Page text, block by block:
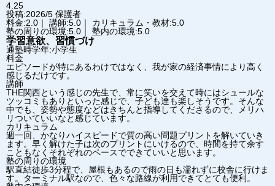
4.25
投稿:2026/5 保護者
料金:2.0｜ 講師:5.0｜ カリキュラム・教材:5.0
塾の周りの環境:5.0｜ 塾内の環境:5.0
学習意欲、習慣づけ
通塾時学年:小学生
料金
エピソードが特にあるわけではなく、我が家の経済事情により高く
感じるだけです。
講師
THE関西という感じの先生で、常に笑いを交えて時にはシュールな
ツッコミもありといった感じで、子ども達も楽しそうです。そんな
中でも、姿勢や態度などはきちんと指導してくださるので、メリハ
リついていいなと感じています。
カリキュラム
週一回、かなりハイスピードで質の高い問題プリントを解いていき
ます。早く解けた子は次のプリントにいけるので、時間を持て余す
こともなくそれぞれのペースでできていいと思います。
塾の周りの環境
駅直結徒歩3分程で、屋根もあるので雨の日も濡れずに校舎に行けま
す。ターミナル駅なので、色々な路線が利用できてとても便利。